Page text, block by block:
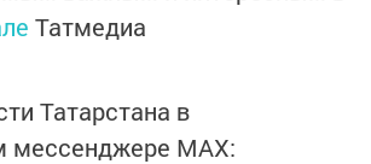
Татмедиа
Татарстана в
мессенджере MАХ: